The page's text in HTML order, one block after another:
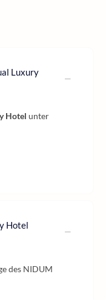
Luxury
Hotel unter
Hotel
des NIDUM